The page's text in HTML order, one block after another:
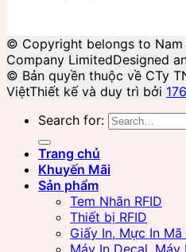
© Copyright belongs to Nam
Company LimitedDesigned
© Bản quyền thuộc về CTy
ViệtThiết kế và duy trì bởi
Search for:
Trang chủ
Khuyến Mãi
Sản phẩm
Tem Nhãn RFID
Thiết bị RFID
Giấy In, Mực In Mã
Máy In Decal, Máy